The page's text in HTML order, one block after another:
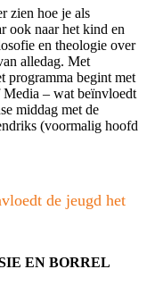
zien hoe je als
ook naar het kind en
en theologie over
alledag. Met
programma begint met
Media – wat beïnvloedt
middag met de
(voormalig hoofd
de jeugd het
EN BORREL